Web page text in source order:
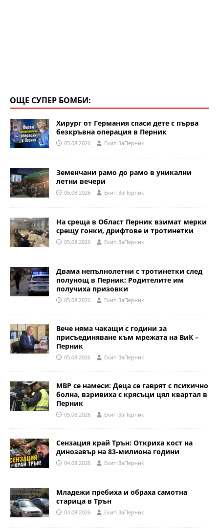
ОЩЕ СУПЕР БОМБИ:
Хирург от Германия спаси дете с първа
безкръвна операция в Перник
05.08.2026 Eкип ЗаПерник
Земенчани рамо до рамо в уникални
летни вечери
05.08.2026 Eкип ЗаПерник
На среща в Област Перник взимат мерки
срещу гонки, дрифтове и тротинетки
05.08.2026 Eкип ЗаПерник
Двама непълнолетни с тротинетки след
полунощ в Перник: Родителите им
получиха призовки
05.08.2026 Eкип ЗаПерник
Вече няма чакащи с години за
присъединяване към мрежата на ВиК –
Перник
05.08.2026 Eкип ЗаПерник
МВР се намеси: Деца се гаврят с психично
болна, взривиха с крясъци цял квартал в
Перник
05.08.2026 Eкип ЗаПерник
Сензация край Трън: Откриха кост на
динозавър на 83-милиона години
04.08.2026 Eкип ЗаПерник
Младежи пребиха и обраха самотна
старица в Трън
04.08.2026 Eкип ЗаПерник